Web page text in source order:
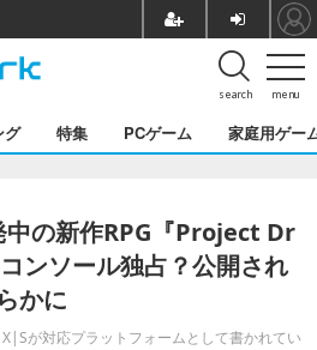
menu
search
グ 特集 PCゲーム 家庭用ゲー
の新作RPG『Project Dr
ンソール独占？公開され
かに
が対応プラットフォームとして書かれてい